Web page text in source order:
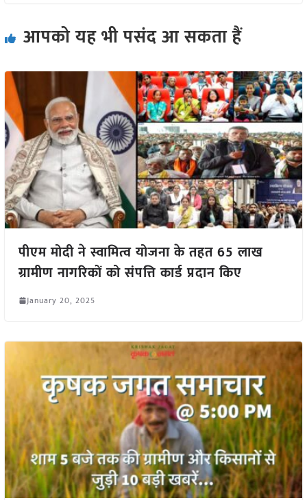
आपको यह भी पसंद आ सकता हैं
पीएम मोदी ने स्वामित्व योजना के तहत 65 लाख
ग्रामीण नागरिकों को संपत्ति कार्ड प्रदान किए
January 20, 2025